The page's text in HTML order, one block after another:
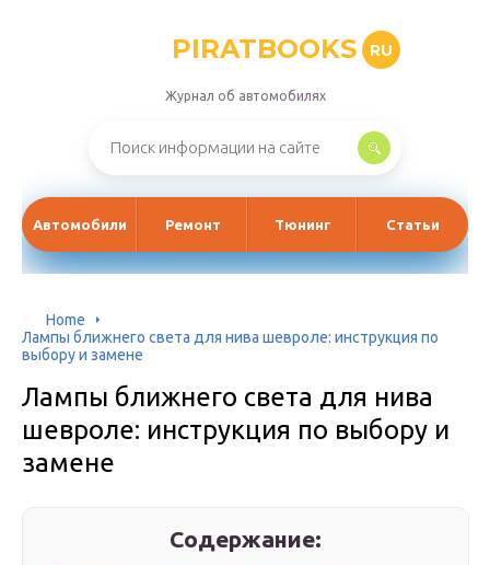
PIRATBOOKS RU
Журнал об автомобилях
Автомобили Ремонт Тюнинг Статьи
Home
Лампы ближнего света для нива шевроле: инструкция по
выбору и замене
Лампы ближнего света для нива
шевроле: инструкция по выбору и
замене
Содержание: